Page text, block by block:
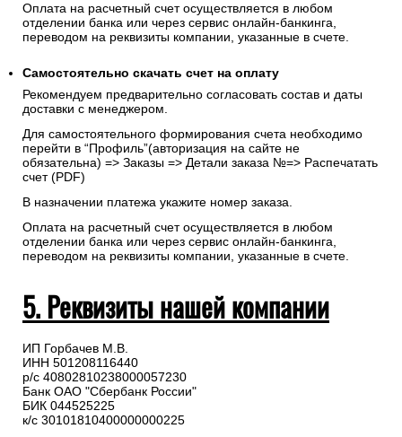
Оплата на расчетный счет осуществляется в любом
отделении банка или через сервис онлайн-банкинга,
переводом на реквизиты компании, указанные в счете.
Самостоятельно скачать счет на оплату
Рекомендуем предварительно согласовать состав и даты
доставки с менеджером.
Для самостоятельного формирования счета необходимо
перейти в “Профиль”(авторизация на сайте не
обязательна) => Заказы => Детали заказа №=> Распечатать
счет (PDF)
В назначении платежа укажите номер заказа.
Оплата на расчетный счет осуществляется в любом
отделении банка или через сервис онлайн-банкинга,
переводом на реквизиты компании, указанные в счете.
5. Реквизиты нашей компании
ИП Горбачев М.В.
ИНН 501208116440
р/с 40802810238000057230
Банк ОАО "Сбербанк России"
БИК 044525225
к/с 30101810400000000225